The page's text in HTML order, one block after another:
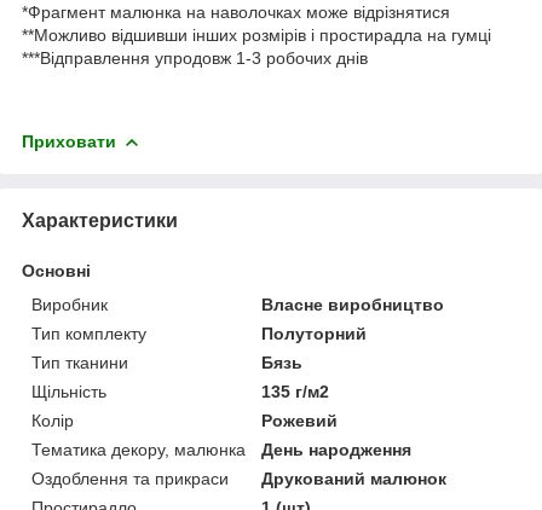
*Фрагмент малюнка на наволочках може відрізнятися
**Можливо відшивши інших розмірів і простирадла на гумці
***Відправлення упродовж 1-3 робочих днів
Приховати
Характеристики
Основні
Виробник
Власне виробництво
Тип комплекту
Полуторний
Тип тканини
Бязь
Щільність
135 г/м2
Колір
Рожевий
Тематика декору, малюнка
День народження
Оздоблення та прикраси
Друкований малюнок